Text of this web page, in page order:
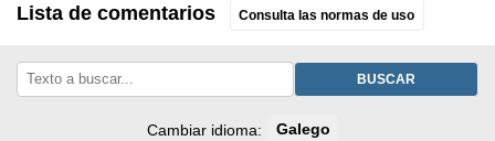
Lista de comentarios Consulta las normas de uso
BUSCAR
Cambiar idioma: Galego